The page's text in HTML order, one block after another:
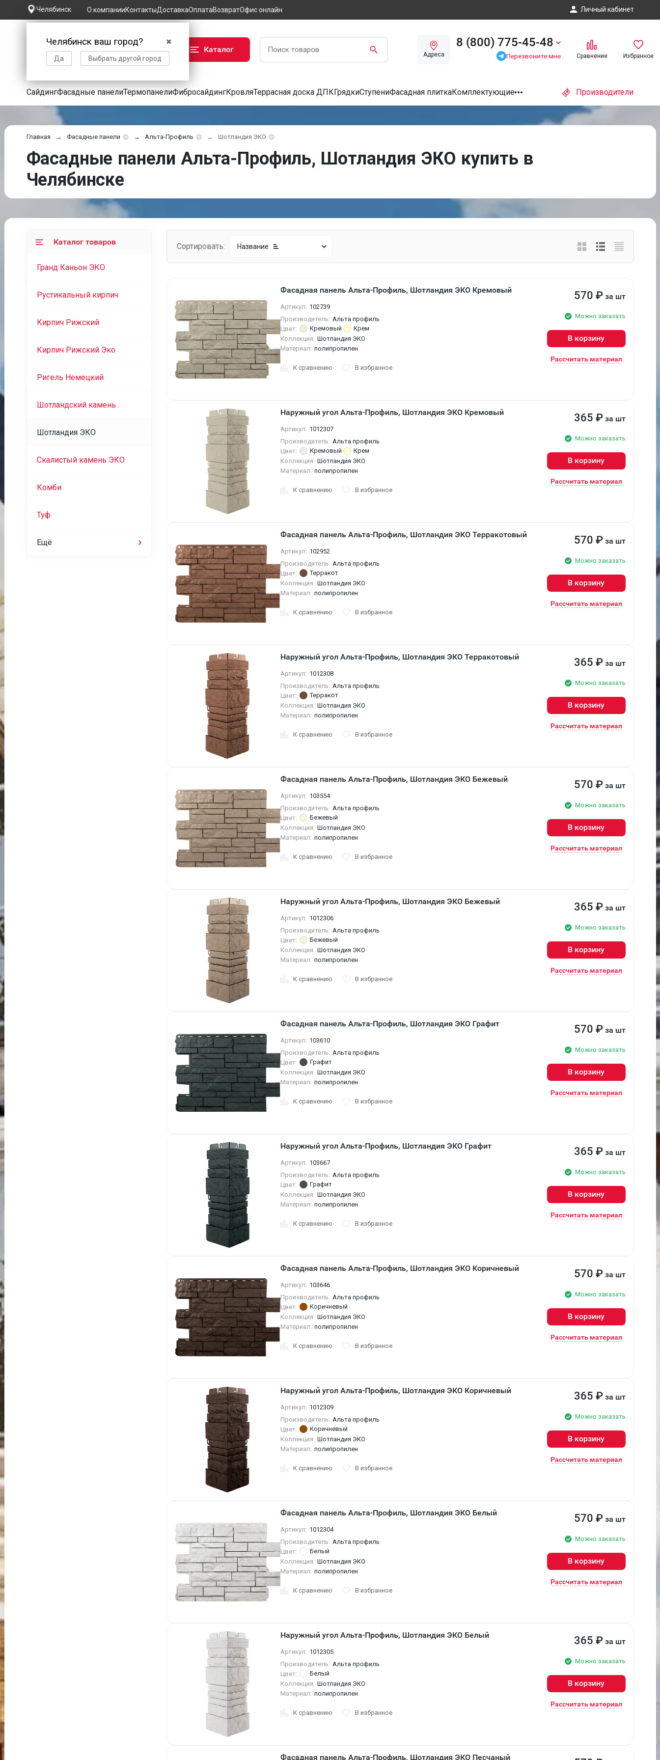
Челябинск
✖
Челябинск ваш город?
Да Выбрать другой город
О компанииКонтактыДоставкаОплатаВозвратОфис онлайн Личный кабинет
Каталог
Адреса
8 (800) 775-45-48
Перезвоните мне Сравнение Избранное
СайдингФасадные панелиТермопанелиФибросайдингКровляТеррасная доска ДПКГрядкиСтупениФасадная плиткаКомплектующие Производители
Главная Фасадные панели Альта-Профиль Шотландия ЭКО
Фасадные панели Альта-Профиль, Шотландия ЭКО купить в
Челябинске
Сортировать: Название
Фасадная панель Альта-Профиль, Шотландия ЭКО Кремовый
Артикул: 102739
Производитель: Альта профиль
Цвет:
Кремовый
Крем
Коллекция: Шотландия ЭКО
Материал: полипропилен
К сравнению В избранное
570 ₽ за шт
Можно заказать
В корзину
Рассчитать материал
Наружный угол Альта-Профиль, Шотландия ЭКО Кремовый
Артикул: 1012307
Производитель: Альта профиль
Цвет:
Кремовый
Крем
Коллекция: Шотландия ЭКО
Материал: полипропилен
К сравнению В избранное
365 ₽ за шт
Можно заказать
В корзину
Рассчитать материал
Фасадная панель Альта-Профиль, Шотландия ЭКО Терракотовый
Артикул: 102952
Производитель: Альта профиль
Цвет:
Терракот
Коллекция: Шотландия ЭКО
Материал: полипропилен
К сравнению В избранное
570 ₽ за шт
Можно заказать
В корзину
Рассчитать материал
Наружный угол Альта-Профиль, Шотландия ЭКО Терракотовый
Артикул: 1012308
Производитель: Альта профиль
Цвет:
Терракот
Коллекция: Шотландия ЭКО
Материал: полипропилен
К сравнению В избранное
365 ₽ за шт
Можно заказать
В корзину
Рассчитать материал
Фасадная панель Альта-Профиль, Шотландия ЭКО Бежевый
Артикул: 103554
Производитель: Альта профиль
Цвет:
Бежевый
Коллекция: Шотландия ЭКО
Материал: полипропилен
К сравнению В избранное
570 ₽ за шт
Можно заказать
В корзину
Рассчитать материал
Наружный угол Альта-Профиль, Шотландия ЭКО Бежевый
Артикул: 1012306
Производитель: Альта профиль
Цвет:
Бежевый
Коллекция: Шотландия ЭКО
Материал: полипропилен
К сравнению В избранное
365 ₽ за шт
Можно заказать
В корзину
Рассчитать материал
Фасадная панель Альта-Профиль, Шотландия ЭКО Графит
Артикул: 103610
Производитель: Альта профиль
Цвет:
Графит
Коллекция: Шотландия ЭКО
Материал: полипропилен
К сравнению В избранное
570 ₽ за шт
Можно заказать
В корзину
Рассчитать материал
Наружный угол Альта-Профиль, Шотландия ЭКО Графит
Артикул: 103667
Производитель: Альта профиль
Цвет:
Графит
Коллекция: Шотландия ЭКО
Материал: полипропилен
К сравнению В избранное
365 ₽ за шт
Можно заказать
В корзину
Рассчитать материал
Фасадная панель Альта-Профиль, Шотландия ЭКО Коричневый
Артикул: 103646
Производитель: Альта профиль
Цвет:
Коричневый
Коллекция: Шотландия ЭКО
Материал: полипропилен
К сравнению В избранное
570 ₽ за шт
Можно заказать
В корзину
Рассчитать материал
Наружный угол Альта-Профиль, Шотландия ЭКО Коричневый
Артикул: 1012309
Производитель: Альта профиль
Цвет:
Коричневый
Коллекция: Шотландия ЭКО
Материал: полипропилен
К сравнению В избранное
365 ₽ за шт
Можно заказать
В корзину
Рассчитать материал
Фасадная панель Альта-Профиль, Шотландия ЭКО Белый
Артикул: 1012304
Производитель: Альта профиль
Цвет:
Белый
Коллекция: Шотландия ЭКО
Материал: полипропилен
К сравнению В избранное
570 ₽ за шт
Можно заказать
В корзину
Рассчитать материал
Наружный угол Альта-Профиль, Шотландия ЭКО Белый
Артикул: 1012305
Производитель: Альта профиль
Цвет:
Белый
Коллекция: Шотландия ЭКО
Материал: полипропилен
К сравнению В избранное
365 ₽ за шт
Можно заказать
В корзину
Рассчитать материал
Фасадная панель Альта-Профиль, Шотландия ЭКО Песчаный
Каталог товаров
Гранд Каньон ЭКО
Рустикальный кирпич
Кирпич Рижский
Кирпич Рижский Эко
Ригель Немецкий
Шотландский камень
Шотландия ЭКО
Скалистый камень ЭКО
Комби
Туф
Ещё